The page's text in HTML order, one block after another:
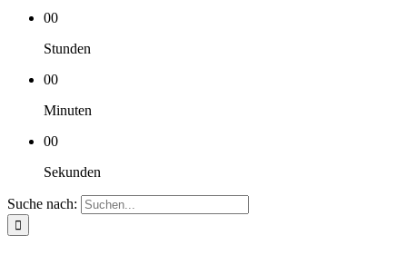
00
Stunden
00
Minuten
00
Sekunden
Suche nach: